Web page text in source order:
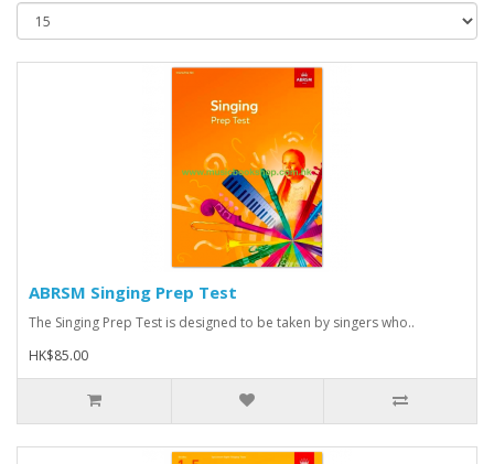
ABRSM Singing Prep Test
The Singing Prep Test is designed to be taken by singers who..
HK$85.00